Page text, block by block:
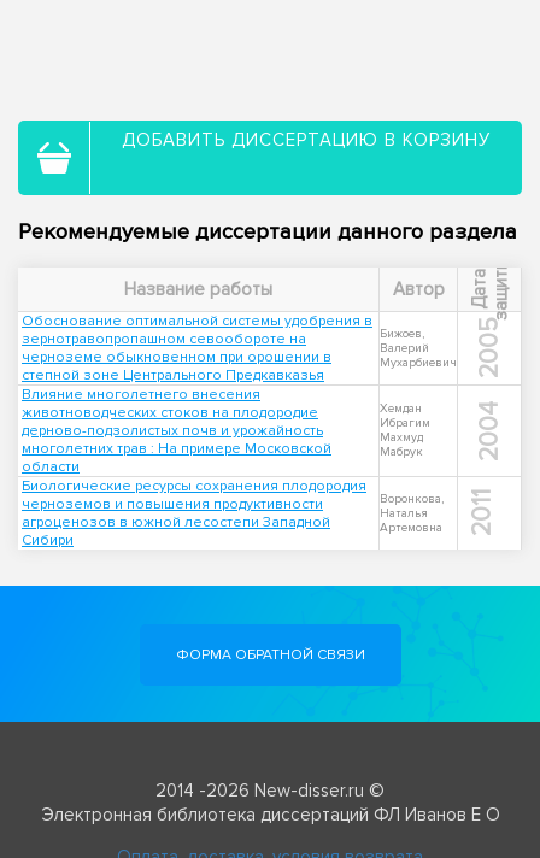
ДОБАВИТЬ ДИССЕРТАЦИЮ В КОРЗИНУ
Рекомендуемые диссертации данного раздела
Название работы Автор Д
а
т
а
з
а
щ
и
т ы
Обоснование оптимальной системы удобрения в
зернотравопропашном севообороте на
черноземе обыкновенном при орошении в
степной зоне Центрального Предкавказья
Бижоев,
Валерий
Мухарбиевич
2005
Влияние многолетнего внесения
животноводческих стоков на плодородие
дерново-подзолистых почв и урожайность
многолетних трав : На примере Московской
области
Хемдан
Ибрагим
Махмуд
Мабрук
2004
Биологические ресурсы сохранения плодородия
черноземов и повышения продуктивности
агроценозов в южной лесостепи Западной
Сибири
Воронкова,
Наталья
Артемовна
2011
ФОРМА ОБРАТНОЙ СВЯЗИ
2014 -2026 New-disser.ru ©
Электронная библиотека диссертаций ФЛ Иванов Е О